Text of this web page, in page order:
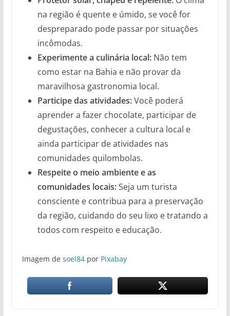
na região é quente e úmido, se você for
despreparado pode passar por situações
incômodas.
Experimente a culinária local:Não tem
como estar na Bahia e não provar da
maravilhosa gastronomia local.
Participe das atividades:Você poderá
aprender a fazer chocolate, participar de
degustações, conhecer a cultura local e
ainda participar de atividades nas
comunidades quilombolas.
Respeite o meio ambiente e as
comunidades locais:Seja um turista
consciente e contribua para a preservação
da região, cuidando do seu lixo e tratando a
todos com respeito e educação.
Imagem de soel84por Pixabay